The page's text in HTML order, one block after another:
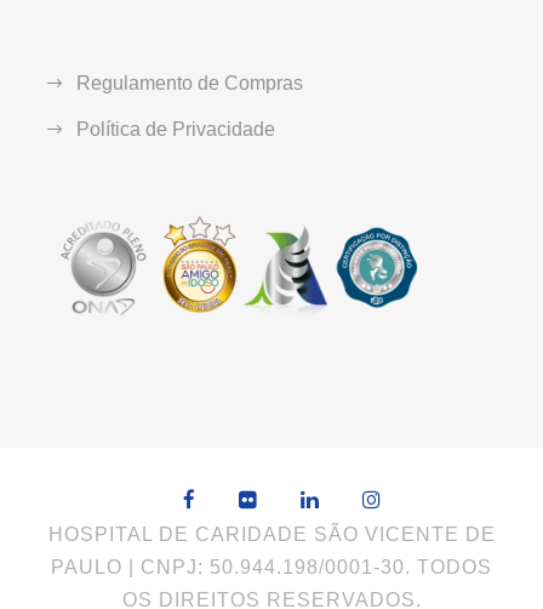
Regulamento de Compras
Política de Privacidade
HOSPITAL DE CARIDADE SÃO VICENTE DE
PAULO | CNPJ: 50.944.198/0001-30. TODOS
OS DIREITOS RESERVADOS.